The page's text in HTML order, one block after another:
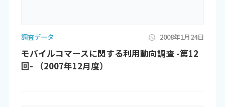
調査データ 2008年1月24日
モバイルコマースに関する利用動向調査 -第12
回- （2007年12月度）